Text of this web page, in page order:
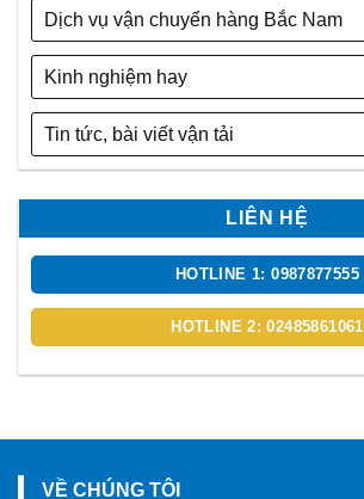
Dịch vụ vận chuyển hàng Bắc Nam
Kinh nghiệm hay
Tin tức, bài viết vận tải
LIÊN HỆ
HOTLINE 1: 0987877555
HOTLINE 2: 02485861061
VỀ CHÚNG TÔI